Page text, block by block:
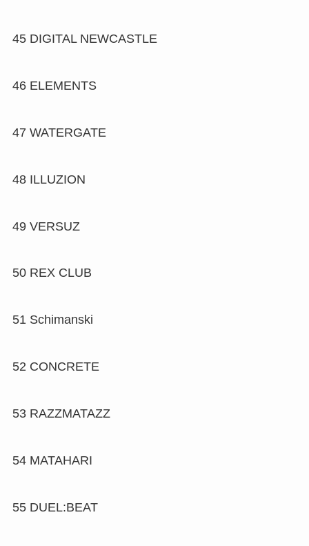
45 DIGITAL NEWCASTLE
46 ELEMENTS
47 WATERGATE
48 ILLUZION
49 VERSUZ
50 REX CLUB
51 Schimanski
52 CONCRETE
53 RAZZMATAZZ
54 MATAHARI
55 DUEL:BEAT